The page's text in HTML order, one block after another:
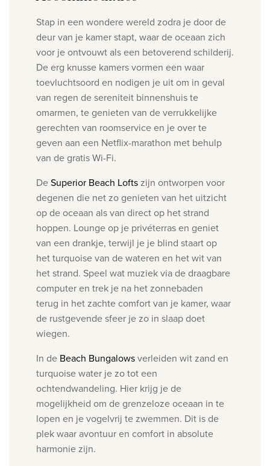
Stap in een wondere wereld zodra je door de
deur van je kamer stapt, waar de oceaan zich
voor je ontvouwt als een betoverend schilderij.
De erg knusse kamers vormen een waar
toevluchtsoord en nodigen je uit om in geval
van regen de sereniteit binnenshuis te
omarmen, te genieten van de verrukkelijke
gerechten van roomservice en je over te
geven aan een Netflix-marathon met behulp
van de gratis Wi-Fi.
DeSuperior Beach Loftszijn ontworpen voor
degenen die net zo genieten van het uitzicht
op de oceaan als van direct op het strand
hoppen. Lounge op je privéterras en geniet
van een drankje, terwijl je je blind staart op
hetturquoise van de wateren en het wit van
het strand. Speel wat muziek via de draagbare
computer en trek je na het zonnebaden
terug in het zachte comfort van je kamer, waar
de rustgevende sfeer je zo in slaap doet
wiegen.
In de Beach Bungalowsverleiden wit zand en
turquoise water je zo tot een
ochtendwandeling. Hier krijg je de
mogelijkheid om de grenzeloze oceaan in te
lopen en je vogelvrij te zwemmen. Dit is de
plek waar avontuur en comfort in absolute
harmonie zijn.